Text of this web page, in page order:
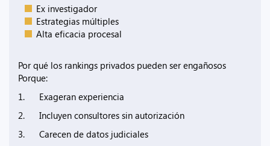
Ex investigador
Estrategias múltiples
Alta eficacia procesal
Por qué los rankings privados pueden ser engañosos
Porque:
1. Exageran experiencia
2. Incluyen consultores sin autorización
3. Carecen de datos judiciales